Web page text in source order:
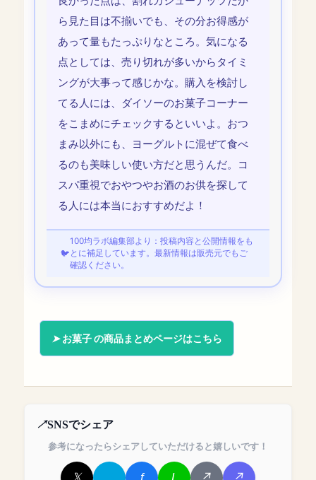
ら見た目は不揃いでも、その分お得感が
あって量もたっぷりなところ。気になる
点としては、売り切れが多いからタイミ
ングが大事って感じかな。購入を検討し
てる人には、ダイソーのお菓子コーナー
をこまめにチェックするといいよ。おつ
まみ以外にも、ヨーグルトに混ぜて食べ
るのも美味しい使い方だと思うんだ。コ
スパ重視でおやつやお酒のお供を探して
る人には本当におすすめだよ！
100均ラボ編集部より：投稿内容と公開情報をも
とに補足しています。最新情報は販売元でもご
確認ください。
お菓子 の商品まとめページはこちら
SNSでシェア
参考になったらシェアしていただけると嬉しいです！